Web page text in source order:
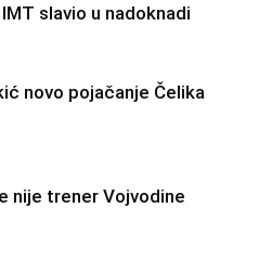
slavio u nadoknadi
novo pojačanje Čelika
nije trener Vojvodine